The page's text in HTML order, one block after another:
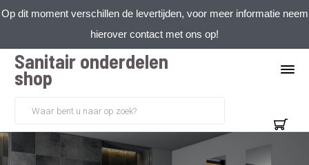
Op dit moment verschillen de levertijden, voor meer informatie neem
hierover contact met ons op!
Sanitair onderdelen
shop